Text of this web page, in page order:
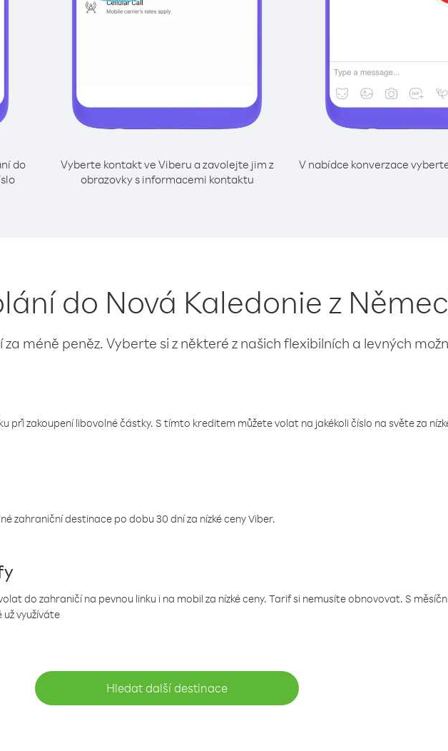
do
Vyberte kontakt ve Viberu a zavolejte jim z
obrazovky s informacemi kontaktu
V nabídce konverzace
do Nová Kaledonie z
za méně peněz. Vyberte si z některé z našich flexibilních a levných
při zakoupení libovolné částky. S tímto kreditem můžete volat na jakékoli číslo na světe za
zahraniční destinace po dobu 30 dní za nízké ceny Viber.
do zahraničí na pevnou linku i na mobil za nízké ceny. Tarif si nemusíte obnovovat. S
využíváte
Hledat další destinace